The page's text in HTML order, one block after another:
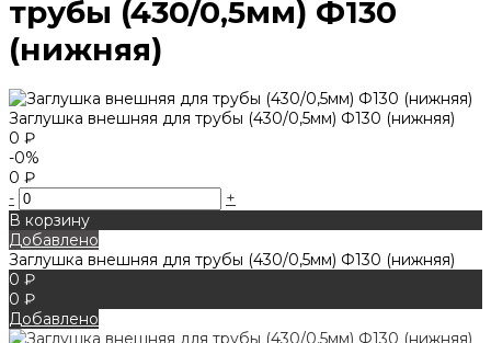
трубы (430/0,5мм) Ф130
(нижняя)
Заглушка внешняя для трубы (430/0,5мм) Ф130 (нижняя)
0 ₽
-0%
0 ₽
-
+
В корзину
Добавлено
Заглушка внешняя для трубы (430/0,5мм) Ф130 (нижняя)
0 ₽
0 ₽
Добавлено